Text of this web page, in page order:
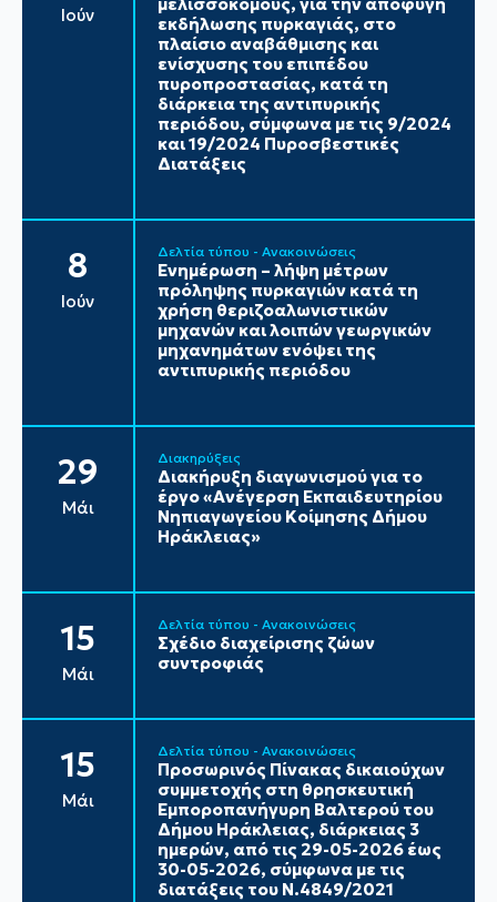
Ιούν
μελισσοκόμους, για την αποφυγή
εκδήλωσης πυρκαγιάς, στο
πλαίσιο αναβάθμισης και
ενίσχυσης του επιπέδου
πυροπροστασίας, κατά τη
διάρκεια της αντιπυρικής
περιόδου, σύμφωνα με τις 9/2024
και 19/2024 Πυροσβεστικές
Διατάξεις
8
Ιούν
Δελτία τύπου - Ανακοινώσεις
Ενημέρωση – λήψη μέτρων
πρόληψης πυρκαγιών κατά τη
χρήση θεριζοαλωνιστικών
μηχανών και λοιπών γεωργικών
μηχανημάτων ενόψει της
αντιπυρικής περιόδου
29
Μάι
Διακηρύξεις
Διακήρυξη διαγωνισμού για το
έργο «Ανέγερση Εκπαιδευτηρίου
Νηπιαγωγείου Κοίμησης Δήμου
Ηράκλειας»
15
Μάι
Δελτία τύπου - Ανακοινώσεις
Σχέδιο διαχείρισης ζώων
συντροφιάς
15
Μάι
Δελτία τύπου - Ανακοινώσεις
Προσωρινός Πίνακας δικαιούχων
συμμετοχής στη θρησκευτική
Εμποροπανήγυρη Βαλτερού του
Δήμου Ηράκλειας, διάρκειας 3
ημερών, από τις 29-05-2026 έως
30-05-2026, σύμφωνα με τις
διατάξεις του Ν.4849/2021